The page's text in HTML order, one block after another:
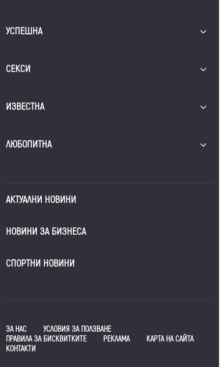
УСПЕШНА
СЕКСИ
ИЗВЕСТНА
ЛЮБОПИТНА
АКТУАЛНИ НОВИНИ
НОВИНИ ЗА БИЗНЕСА
СПОРТНИ НОВИНИ
ЗА НАС
УСЛОВИЯ ЗА ПОЛЗВАНЕ
ПРАВИЛА ЗА БИСКВИТКИТЕ
РЕКЛАМА
КАРТА НА САЙТА
КОНТАКТИ